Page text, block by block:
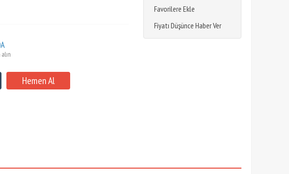
Favorilere Ekle
Fiyatı Düşünce Haber Ver